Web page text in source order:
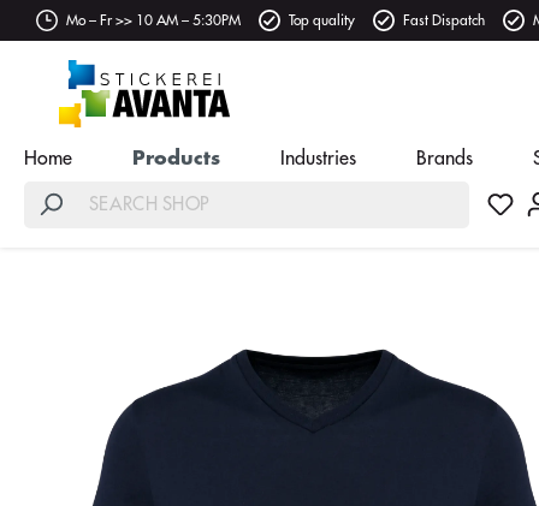
Mo – Fr >> 10 AM – 5:30PM Top quality Fast Dispatch
Home Products Industries Brands